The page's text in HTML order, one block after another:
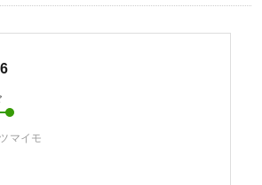
マイモ